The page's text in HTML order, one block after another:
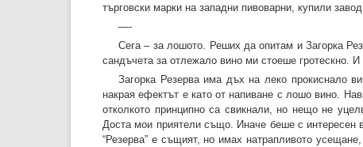
търговски марки на западни пивоварни, купили
—-
Сега – за лошото. Реших да опитам и Загорка
сандъчета за отлежало вино ми стоеше гротескно.
Загорка Резерва има дъх на леко прокиснало
накрая ефектът е като от напиване с лошо вино.
отколкото принципно са свикнали, но нещо не
Доста мои приятели също. Иначе беше с интересен
“Резерва” е същият, но имах натрапливото